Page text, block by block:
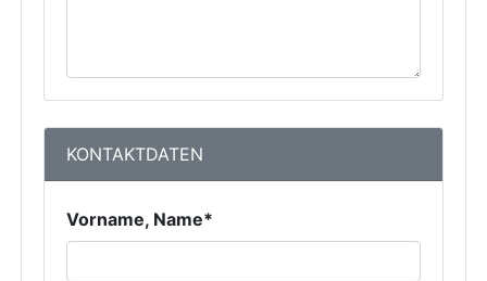
KONTAKTDATEN
Vorname, Name*